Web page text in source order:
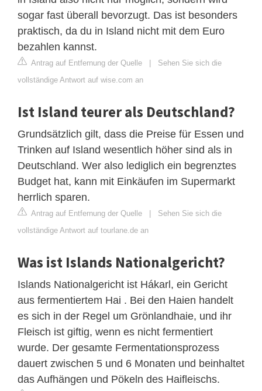
sogar fast überall bevorzugt. Das ist besonders
praktisch, da du in Island nicht mit dem Euro
bezahlen kannst.
Antrag auf Entfernung der Quelle | Sehen Sie sich die
vollständige Antwort auf wise.com an
Ist Island teurer als Deutschland?
Grundsätzlich gilt, dass die Preise für Essen und
Trinken auf Island wesentlich höher sind als in
Deutschland. Wer also lediglich ein begrenztes
Budget hat, kann mit Einkäufen im Supermarkt
herrlich sparen.
Antrag auf Entfernung der Quelle | Sehen Sie sich die
vollständige Antwort auf tourlane.de an
Was ist Islands Nationalgericht?
Islands Nationalgericht ist Hákarl, ein Gericht
aus fermentiertem Hai . Bei den Haien handelt
es sich in der Regel um Grönlandhaie, und ihr
Fleisch ist giftig, wenn es nicht fermentiert
wurde. Der gesamte Fermentationsprozess
dauert zwischen 5 und 6 Monaten und beinhaltet
das Aufhängen und Pökeln des Haifleischs.